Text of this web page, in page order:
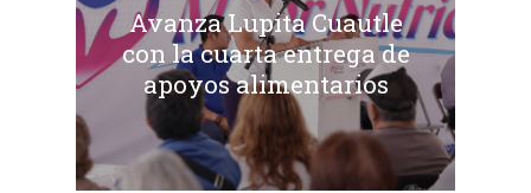
Avanza Lupita Cuautle
con la cuarta entrega de
apoyos alimentarios